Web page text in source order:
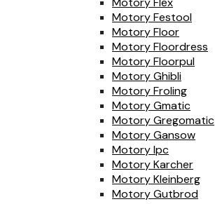
Motory Festool
Motory Floor
Motory Floordress
Motory Floorpul
Motory Ghibli
Motory Froling
Motory Gmatic
Motory Gregomatic
Motory Gansow
Motory Ipc
Motory Karcher
Motory Kleinberg
Motory Gutbrod